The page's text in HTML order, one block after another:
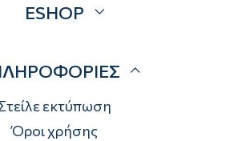
Brands
ESHOP
αποστολής
πληρωμής
Επιστροφές
εκτύπωση
Όροι χρήσης